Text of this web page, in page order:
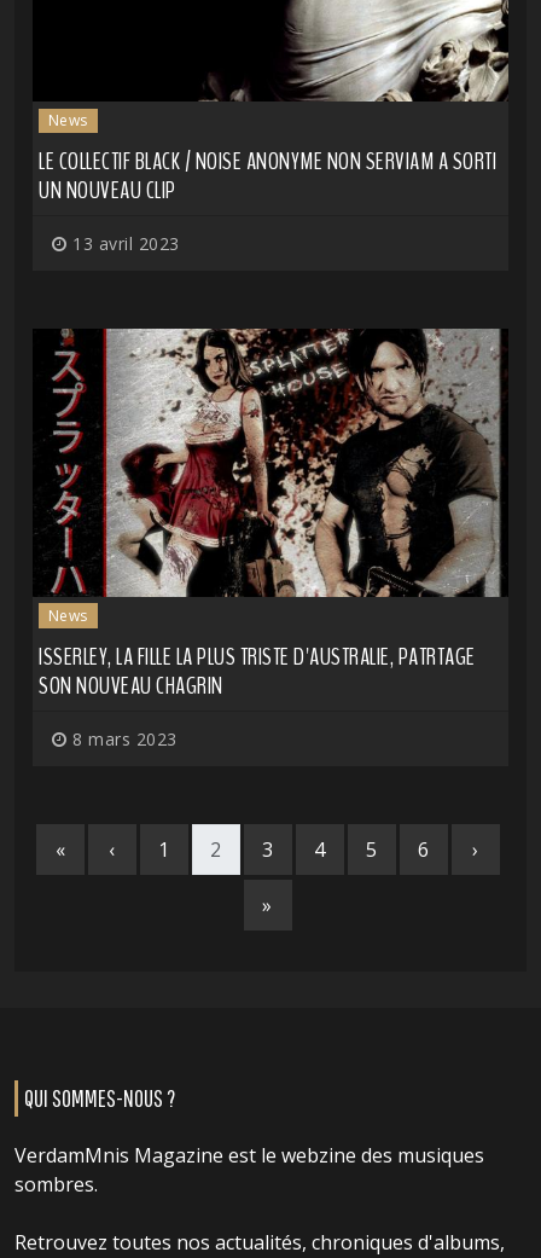
News
LE COLLECTIF BLACK / NOISE ANONYME NON SERVIAM A SORTI
UN NOUVEAU CLIP
13 avril 2023
News
ISSERLEY, LA FILLE LA PLUS TRISTE D'AUSTRALIE, PATRTAGE
SON NOUVEAU CHAGRIN
8 mars 2023
« ‹ 1 2 3 4 5 6 ›
»
QUI SOMMES-NOUS ?
VerdamMnis Magazine est le webzine des musiques
sombres.
Retrouvez toutes nos actualités, chroniques d'albums,